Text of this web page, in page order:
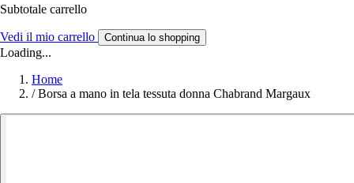
Subtotale carrello
Vedi il mio carrello Continua lo shopping
Loading...
Home
/ Borsa a mano in tela tessuta donna Chabrand Margaux